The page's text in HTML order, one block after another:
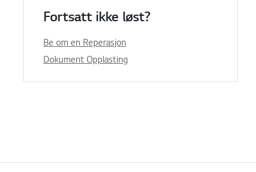
Fortsatt ikke løst?
Be om en Reperasjon
Dokument Opplasting